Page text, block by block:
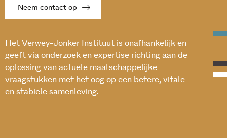
Neem contact op
Het Verwey-Jonker Instituut is onafhankelijk en
geeft via onderzoek en expertise richting aan de
oplossing van actuele maatschappelijke
vraagstukken met het oog op een betere, vitale
en stabiele samenleving.